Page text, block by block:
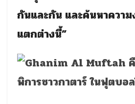
กันและกัน และค้นหาความ
แตกต่างนี้”